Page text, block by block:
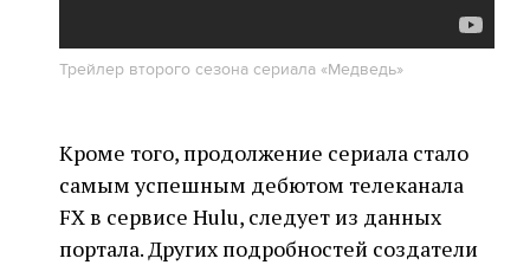
Трейлер второго сезона сериала «Медведь»
Кроме того, продолжение сериала стало
самым успешным дебютом телеканала
FX в сервисе Hulu, следует из данных
портала. Других подробностей создатели